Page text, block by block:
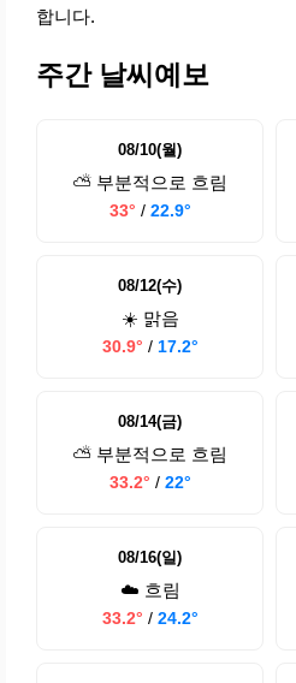
합니다.
주간 날씨예보
08/10(월)
⛅ 부분적으로 흐림
33° / 22.9°
08/12(수)
☀️ 맑음
30.9° / 17.2°
08/14(금)
⛅ 부분적으로 흐림
33.2° / 22°
08/16(일)
☁️ 흐림
33.2° / 24.2°